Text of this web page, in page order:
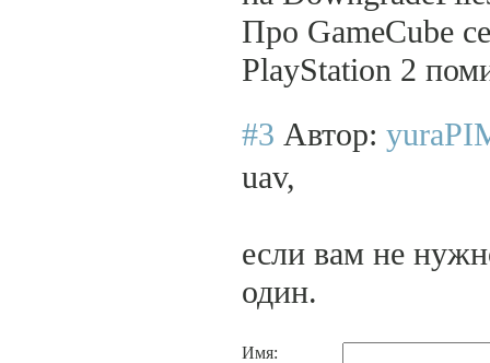
Про GameCube
PlayStation 2
#3 Автор:
uav,
если вам не
один.
Имя: